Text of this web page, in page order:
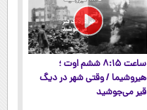
ساعت ۸:۱۵ ششم اوت ؛
هیروشیما / وقتی شهر در دیگ
قیر می‌جوشید